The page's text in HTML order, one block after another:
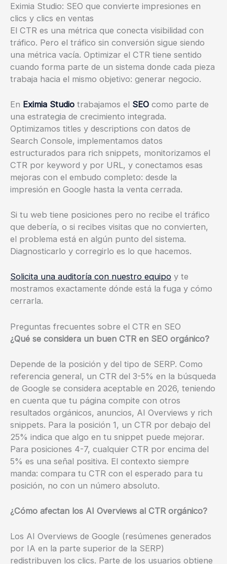
Eximia Studio: SEO que convierte impresiones en
clics y clics en ventas
El CTR es una métrica que conecta visibilidad con
tráfico. Pero el tráfico sin conversión sigue siendo
una métrica vacía. Optimizar el CTR tiene sentido
cuando forma parte de un sistema donde cada pieza
trabaja hacia el mismo objetivo: generar negocio.
En Eximia Studio trabajamos el SEO como parte de
una estrategia de crecimiento integrada.
Optimizamos titles y descriptions con datos de
Search Console, implementamos datos
estructurados para rich snippets, monitorizamos el
CTR por keyword y por URL, y conectamos esas
mejoras con el embudo completo: desde la
impresión en Google hasta la venta cerrada.
Si tu web tiene posiciones pero no recibe el tráfico
que debería, o si recibes visitas que no convierten,
el problema está en algún punto del sistema.
Diagnosticarlo y corregirlo es lo que hacemos.
Solicita una auditoría con nuestro equipo y te
mostramos exactamente dónde está la fuga y cómo
cerrarla.
Preguntas frecuentes sobre el CTR en SEO
¿Qué se considera un buen CTR en SEO orgánico?
Depende de la posición y del tipo de SERP. Como
referencia general, un CTR del 3-5% en la búsqueda
de Google se considera aceptable en 2026, teniendo
en cuenta que tu página compite con otros
resultados orgánicos, anuncios, AI Overviews y rich
snippets. Para la posición 1, un CTR por debajo del
25% indica que algo en tu snippet puede mejorar.
Para posiciones 4-7, cualquier CTR por encima del
5% es una señal positiva. El contexto siempre
manda: compara tu CTR con el esperado para tu
posición, no con un número absoluto.
¿Cómo afectan los AI Overviews al CTR orgánico?
Los AI Overviews de Google (resúmenes generados
por IA en la parte superior de la SERP)
redistribuyen los clics. Parte de los usuarios obtiene